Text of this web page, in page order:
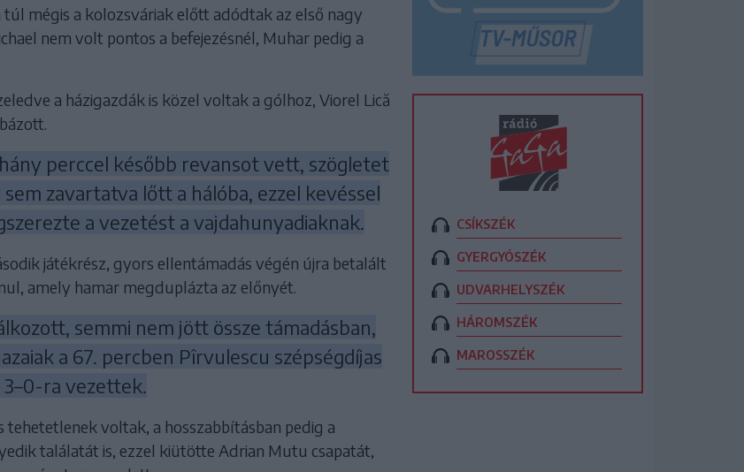
túl mégis a kolozsváriak előtt adódtak az első nagy
nem volt pontos a befejezésnél, Muhar pedig a
a házigazdák is közel voltak a gólhoz, Viorel Lică
perccel később revansot vett, szögletet
zavartatva lőtt a hálóba, ezzel kevéssel
a vezetést a vajdahunyadiaknak.
játékrész, gyors ellentámadás végén újra betalált
amely hamar megduplázta az előnyét.
semmi nem jött össze támadásban,
a 67. percben Pîrvulescu szépségdíjas
ra vezettek.
tehetetlenek voltak, a hosszabbításban pedig a
találatát is, ezzel kiütötte Adrian Mutu csapatát,
CSÍKSZÉK
GYERGYÓSZÉK
UDVARHELYSZÉK
HÁROMSZÉK
MAROSSZÉK